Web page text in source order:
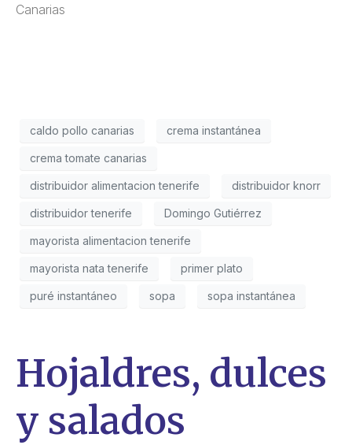
Canarias
caldo pollo canarias crema instantánea
crema tomate canarias
distribuidor alimentacion tenerife distribuidor knorr
distribuidor tenerife Domingo Gutiérrez
mayorista alimentacion tenerife
mayorista nata tenerife primer plato
puré instantáneo sopa sopa instantánea
Hojaldres, dulces
y salados